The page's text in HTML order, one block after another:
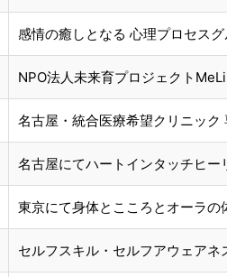
感情の癒しとなる 心理プロセス
NPO法人未来育プロジェクト
名古屋・統合医療希望クリニック
名古屋にてハートインタッチヒ
東京にて身体とこころとオーラ
セルフスキル・セルフアウェア